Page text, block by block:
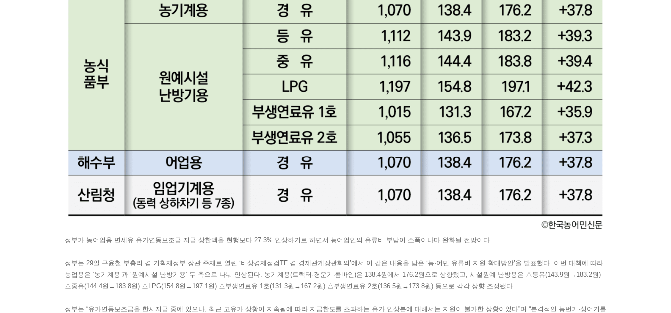
정부가 농어업용 면세유 유가연동보조금 지급 상한액을 현행보다 27.3% 인상하기로 하면서 농어업인의 유류비 부담이 소폭이나마 완화될 전망이다.
정부는 29일 구윤철 부총리 겸 기획재정부 장관 주재로 열린 ‘비상경제점검TF 겸 경제관계장관회의’에서 이 같은 내용을 담은 ‘농·어민 유류비 지원 확대방안’을 발표했다. 이번 대책에 따라
농업용은 ‘농기계용’과 ‘원예시설 난방기용’ 두 축으로 나눠 인상된다. 농기계용(트랙터·경운기·콤바인)은 138.4원에서 176.2원으로 상향됐고, 시설원예 난방용은 △등유(143.9원→183.2원)
△중유(144.4원→183.8원) △LPG(154.8원→197.1원) △부생연료유 1호(131.3원→167.2원) △부생연료유 2호(136.5원→173.8원) 등으로 각각 상향 조정됐다.
정부는 “유가연동보조금을 한시지급 중에 있으나, 최근 고유가 상황이 지속됨에 따라 지급한도를 초과하는 유가 인상분에 대해서는 지원이 불가한 상황이었다”며 “본격적인 농번기·성어기를